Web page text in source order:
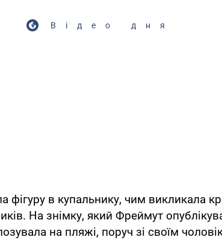
Відео дня
фігуру в купальнику, чим викликала
На знімку, який Фреймут
на пляжі, поруч зі своїм